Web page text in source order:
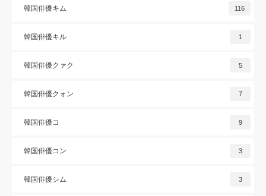
韓国俳優キム 116
韓国俳優キル 1
韓国俳優クァク 5
韓国俳優クォン 7
韓国俳優コ 9
韓国俳優コン 3
韓国俳優シム 3